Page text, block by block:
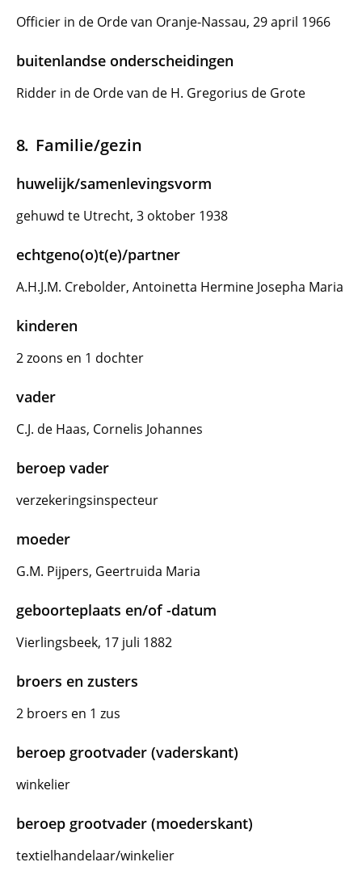
Officier in de Orde van Oranje-Nassau, 29 april 1966
buitenlandse onderscheidingen
Ridder in de Orde van de H. Gregorius de Grote
Familie/gezin
huwelijk/samenlevingsvorm
gehuwd te Utrecht, 3 oktober 1938
echtgeno(o)t(e)/partner
A.H.J.M. Crebolder, Antoinetta Hermine Josepha Maria
kinderen
2 zoons en 1 dochter
vader
C.J. de Haas, Cornelis Johannes
beroep vader
verzekeringsinspecteur
moeder
G.M. Pijpers, Geertruida Maria
geboorteplaats en/of -datum
Vierlingsbeek, 17 juli 1882
broers en zusters
2 broers en 1 zus
beroep grootvader (vaderskant)
winkelier
beroep grootvader (moederskant)
textielhandelaar/winkelier